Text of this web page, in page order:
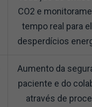
CO2 e
tempo real para
desperdícios
Aumento da
paciente e do
através de